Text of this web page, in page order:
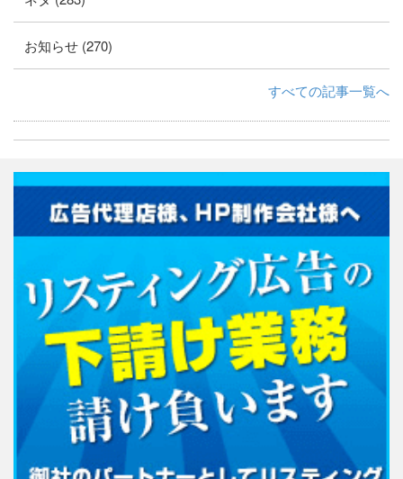
お知らせ (270)
すべての記事一覧へ